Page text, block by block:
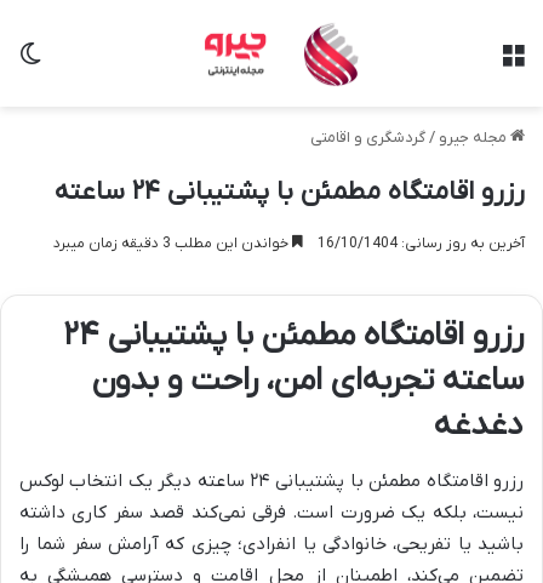
مجله جیرو /گردشگری و اقامتی
رزرو اقامتگاه مطمئن با پشتیبانی ۲۴ ساعته
آخرین به روز رسانی: 16/10/1404 خواندن این مطلب 3 دقیقه زمان میبرد
رزرو اقامتگاه مطمئن با پشتیبانی ۲۴
ساعته تجربه‌ای امن، راحت و بدون
دغدغه
رزرو اقامتگاه مطمئن با پشتیبانی ۲۴ ساعته دیگر یک انتخاب لوکس
نیست، بلکه یک ضرورت است. فرقی نمی‌کند قصد سفر کاری داشته
باشید یا تفریحی، خانوادگی یا انفرادی؛ چیزی که آرامش سفر شما را
تضمین می‌کند، اطمینان از محل اقامت و دسترسی همیشگی به